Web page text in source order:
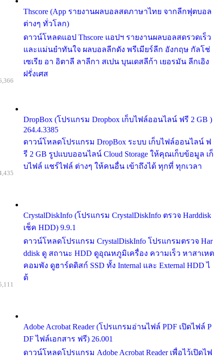
Thscore (App รายงานผลบอลสดภาษาไทย จากลีกฟุตบอล
ต่างๆ ทั่วโลก)
ดาวน์โหลดแอป Thscore แอปฯ รายงานผลบอลสดรวดเร็ว
และแม่นยำทันใจ ผลบอลลีกดัง พรีเมียร์ลีก อังกฤษ กัลโช่
เซเรีย อา อิตาลี ลาลีกา สเปน บุนเดสลีก้า เยอรมัน ลีกเอิง
ฝรั่งเศส
DropBox (โปรแกรม Dropbox เก็บไฟล์ออนไลน์ ฟรี 2 GB )
264.4.3385
ดาวน์โหลดโปรแกรม DropBox ระบบ เก็บไฟล์ออนไลน์ ฟ
รี 2 GB รูปแบบออนไลน์ Cloud Storage ให้คุณเก็บข้อมูล เก็
บไฟล์ แชร์ไฟล์ ต่างๆ ให้คนอื่น เข้าถึงได้ ทุกที่ ทุกเวลา
CrystalDiskInfo (โปรแกรม CrystalDiskInfo ตรวจ Harddisk
เช็ค HDD) 9.9.1
ดาวน์โหลดโปรแกรม CrystalDiskInfo โปรแกรมตรวจ Har
ddisk ดู สถานะ HDD ดูอุณหภูมิเครื่อง ความเร็ว หาสาเหต
คอมพัง ดูฮาร์ดดิสก์ SSD ทั้ง Internal และ External HDD ไ
ด้
Adobe Acrobat Reader (โปรแกรมอ่านไฟล์ PDF เปิดไฟล์ P
DF ไฟล์เอกสาร ฟรี) 26.001
ดาวน์โหลดโปรแกรม Adobe Acrobat Reader เพื่อไว้เปิดไฟ